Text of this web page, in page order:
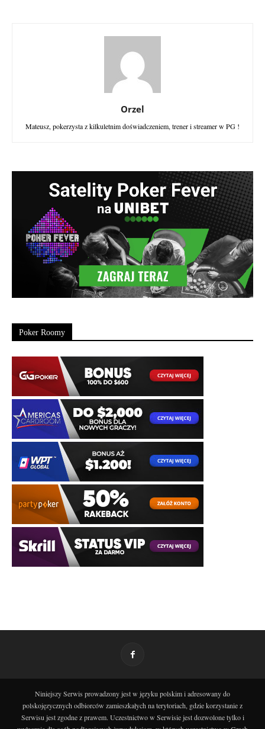
Orzel
Mateusz, pokerzysta z kilkuletnim doświadczeniem, trener i streamer w PG !
Poker Roomy
Niniejszy Serwis prowadzony jest w języku polskim i adresowany do
polskojęzycznych odbiorców zamieszkałych na terytoriach, gdzie korzystanie z
Serwisu jest zgodne z prawem. Uczestnictwo w Serwisie jest dozwolone tylko i